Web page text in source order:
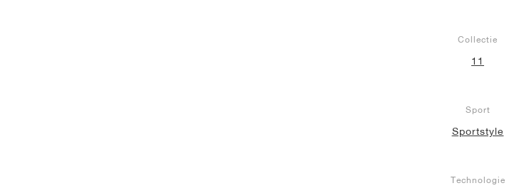
Collectie
11
Sport
Sportstyle
Technologie